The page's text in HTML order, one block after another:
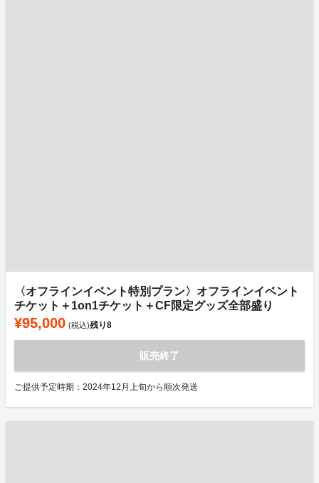
〈オフラインイベント特別プラン〉オフラインイベント
チケット＋1on1チケット＋CF限定グッズ全部盛り
¥95,000 (税込)残り8
販売終了
ご提供予定時期：2024年12月上旬から順次発送